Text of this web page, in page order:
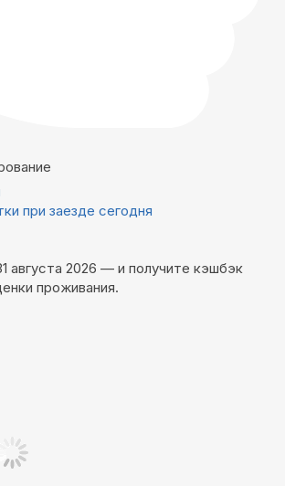
при заезде сегодня
августа 2026 — и получите кэшбэк
проживания.